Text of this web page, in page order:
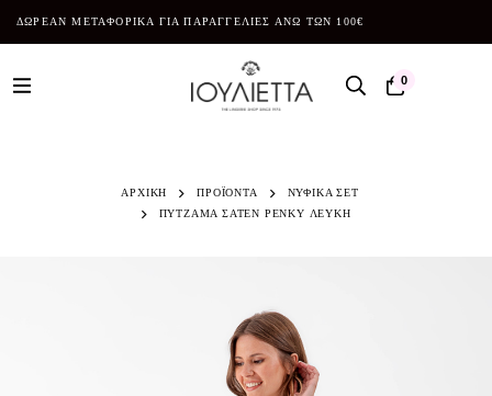
ΔΩΡΕΑΝ ΜΕΤΑΦΟΡΙΚΑ ΓΙΑ ΠΑΡΑΓΓΕΛΙΕΣ ΑΝΩ ΤΩΝ 100€
0
ΑΡΧΙΚΗ ΠΡΟΪΌΝΤΑ
ΝΥΦΙΚΑ ΣΕΤ
ΠΥΤΖΑΜΑ ΣΑΤΕΝ PENKY ΛΕΥΚΗ